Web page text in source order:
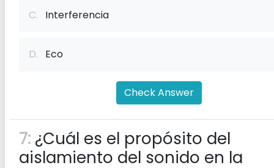
C. Interferencia
D. Eco
Check Answer
7: ¿Cuál es el propósito del
aislamiento del sonido en la